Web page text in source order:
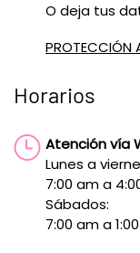
O deja tus
PROTECCIÓN
Horarios
Atención vía
Lunes a
7:00 am a
Sábados:
7:00 am a